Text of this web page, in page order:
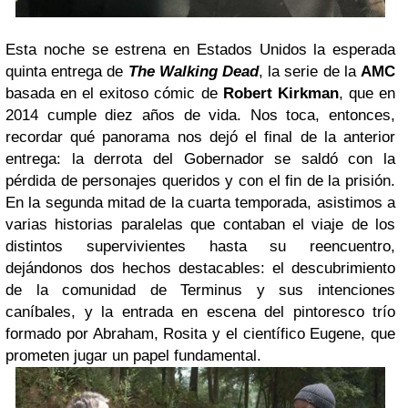
Esta noche se estrena en Estados Unidos la esperada
quinta entrega de The Walking Dead, la serie de la AMC
basada en el exitoso cómic de Robert Kirkman, que en
2014 cumple diez años de vida. Nos toca, entonces,
recordar qué panorama nos dejó el final de la anterior
entrega: la derrota del Gobernador se saldó con la
pérdida de personajes queridos y con el fin de la prisión.
En la segunda mitad de la cuarta temporada, asistimos a
varias historias paralelas que contaban el viaje de los
distintos supervivientes hasta su reencuentro,
dejándonos dos hechos destacables: el descubrimiento
de la comunidad de Terminus y sus intenciones
caníbales, y la entrada en escena del pintoresco trío
formado por Abraham, Rosita y el científico Eugene, que
prometen jugar un papel fundamental.